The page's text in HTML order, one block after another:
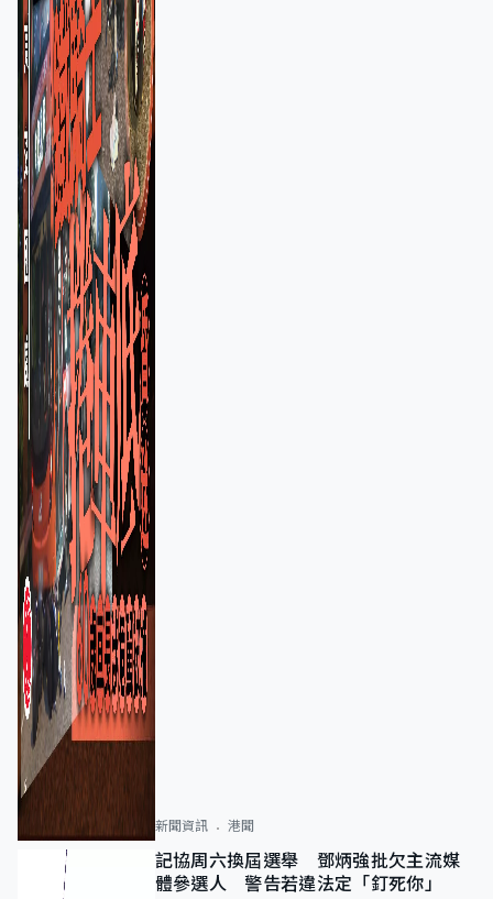
新聞資訊 港聞
記協周六換屆選舉 鄧炳強批欠主流媒
體參選人 警告若違法定「釘死你」